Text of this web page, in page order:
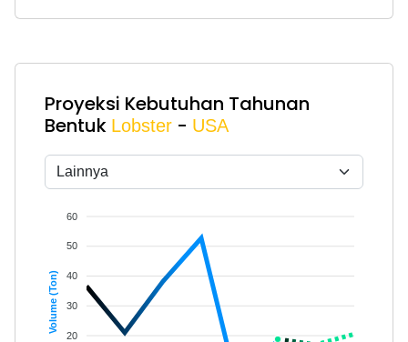
Proyeksi Kebutuhan Tahunan
Bentuk Lobster - USA
60
50
40
30
20
Volume (Ton)